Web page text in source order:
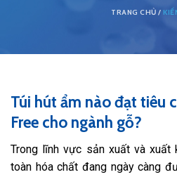
Túi hút ẩm nào đạt tiêu
Free cho ngành gỗ?
Trong lĩnh vực sản xuất và xuất
toàn hóa chất đang ngày càng